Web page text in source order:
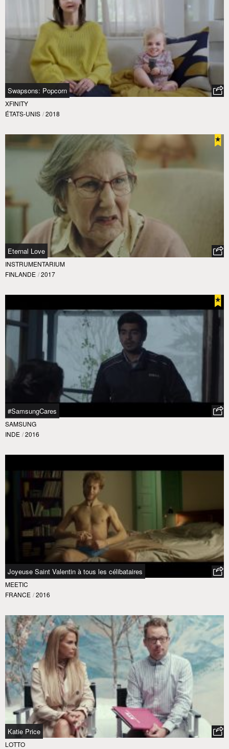
Swapsons: Popcorn
XFINITY
ÉTATS-UNIS / 2018
Eternal Love
INSTRUMENTARIUM
FINLANDE / 2017
#SamsungCares
SAMSUNG
INDE / 2016
Joyeuse Saint Valentin à tous les célibataires
MEETIC
FRANCE / 2016
Katie Price
LOTTO